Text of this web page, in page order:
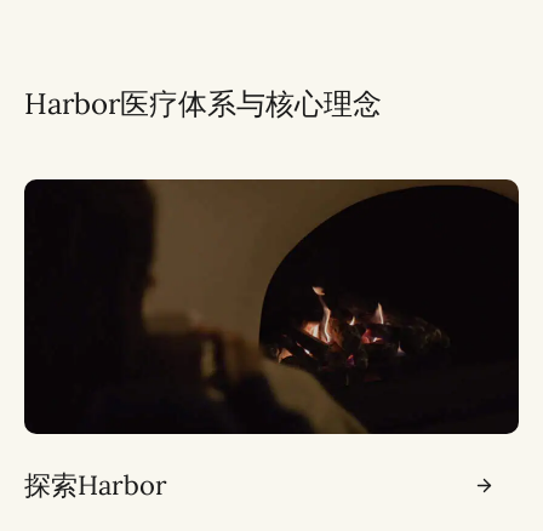
Harbor医疗体系与核心理念
探索Harbor